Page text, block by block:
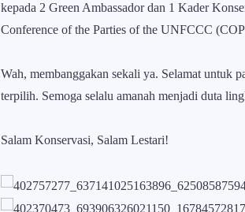
kepada 2 Green Ambassador dan 1 Kader
Conference of the Parties of the UNFCCC
Wah, membanggakan sekali ya. Selamat untuk
terpilih. Semoga selalu amanah menjadi duta
Salam Konservasi, Salam Lestari!